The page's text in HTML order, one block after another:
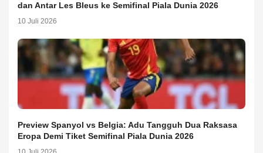
dan Antar Les Bleus ke Semifinal Piala Dunia 2026
10 Juli 2026
Preview Spanyol vs Belgia: Adu Tangguh Dua Raksasa
Eropa Demi Tiket Semifinal Piala Dunia 2026